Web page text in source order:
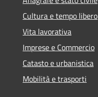
Cultura e tempo libero
Vita lavorativa
Imprese e Commercio
Catasto e urbanistica
Mobilità e trasporti